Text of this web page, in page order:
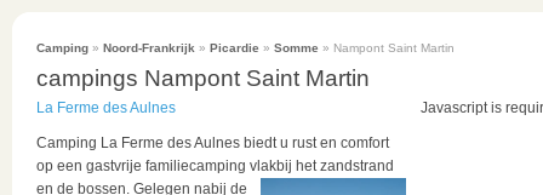
Camping » Noord-Frankrijk » Picardie » Somme » Nampont Saint Martin
campings Nampont Saint Martin
La Ferme des Aulnes
Camping La Ferme des Aulnes biedt u rust en comfort
op een gastvrije familiecamping vlakbij het zandstrand
en de bossen. Gelegen nabij de
Javascript is